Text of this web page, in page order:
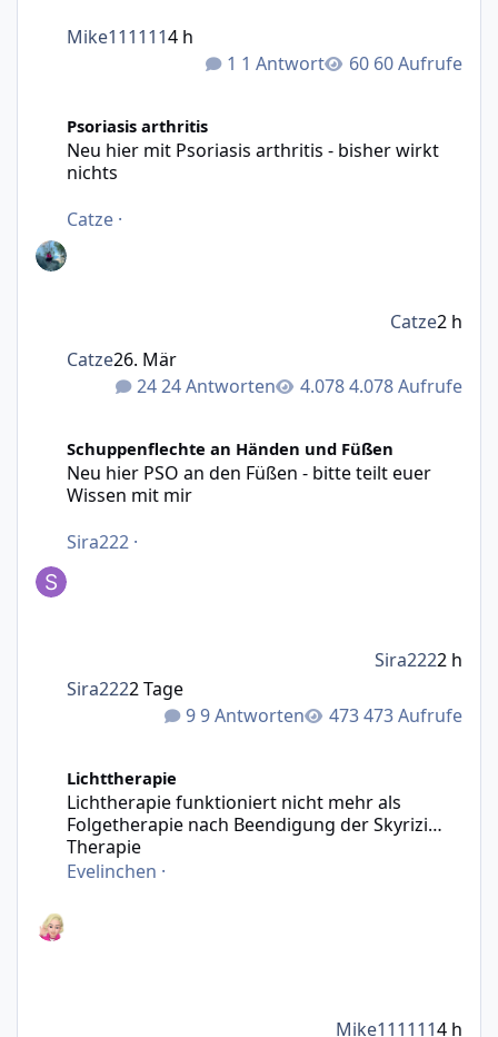
1 Antwort 60 Aufrufe
Mike1111114 h
Psoriasis arthritis
Neu hier mit Psoriasis arthritis - bisher wirkt
nichts
Catze ·
24 Antworten 4.078 Aufrufe
Catze26. Mär
Catze2 h
Schuppenflechte an Händen und Füßen
Neu hier PSO an den Füßen - bitte teilt euer
Wissen mit mir
Sira222 ·
9 Antworten 473 Aufrufe
Sira2222 Tage
Sira2222 h
Lichttherapie
Lichtherapie funktioniert nicht mehr als
Folgetherapie nach Beendigung der Skyrizi
Therapie
Evelinchen ·
Mike1111114 h